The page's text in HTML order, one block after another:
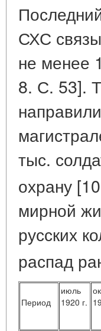
СХС
не менее
8. С. 53].
тыс.
охрану
мирной
русских
распад
Период
июль
1920 г.